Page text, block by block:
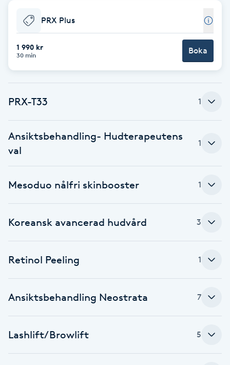
Babylights
Balayage
Barber
Barnklippning
Blowout
Bottenfärg
Brynfärgning
Bröllopsuppsättning
C
PRX Plus
1 990 kr
30 min Boka
PRX-T33 1
Ansiktsbehandling- Hudterapeutens
val
1
Mesoduo nålfri skinbooster 1
Koreansk avancerad hudvård 3
Retinol Peeling 1
Ansiktsbehandling Neostrata 7
Lashlift/Browlift 5